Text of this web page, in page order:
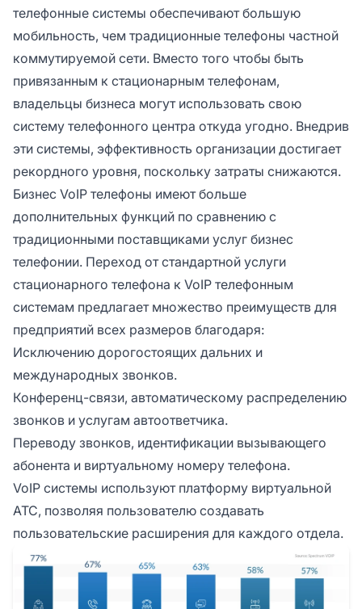
телефонные системы обеспечивают большую
мобильность, чем традиционные телефоны частной
коммутируемой сети. Вместо того чтобы быть
привязанным к стационарным телефонам,
владельцы бизнеса могут использовать свою
систему телефонного центра откуда угодно. Внедрив
эти системы, эффективность организации достигает
рекордного уровня, поскольку затраты снижаются.
Бизнес VoIP телефоны имеют больше
дополнительных функций по сравнению с
традиционными поставщиками услуг бизнес
телефонии. Переход от стандартной услуги
стационарного телефона к VoIP телефонным
системам предлагает множество преимуществ для
предприятий всех размеров благодаря:
Исключению дорогостоящих дальних и
международных звонков.
Конференц-связи, автоматическому распределению
звонков и услугам автоответчика.
Переводу звонков, идентификации вызывающего
абонента и виртуальному номеру телефона.
VoIP системы используют платформу виртуальной
АТС, позволяя пользователю создавать
пользовательские расширения для каждого отдела.